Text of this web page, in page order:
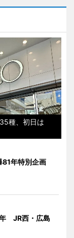
種、初日は
81年特別企画
年 JR西・広島